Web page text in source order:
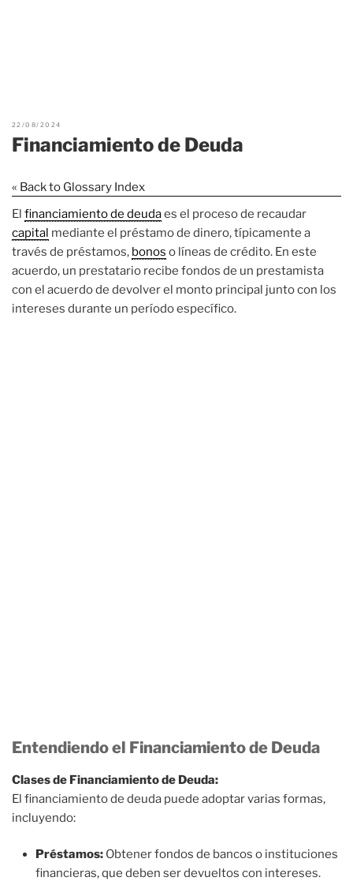
22/08/2024
Financiamiento de Deuda
« Back to Glossary Index
El financiamiento de deudaes el proceso de recaudar
capital mediante el préstamo de dinero, típicamente a
través de préstamos, bonos o líneas de crédito. En este
acuerdo, un prestatario recibe fondos de un prestamista
con el acuerdo de devolver el monto principal junto con los
intereses durante un período específico.
Entendiendo el Financiamiento de Deuda
Clases de Financiamiento de Deuda:
El financiamiento de deuda puede adoptar varias formas,
incluyendo:
Préstamos: Obtener fondos de bancos o instituciones
financieras, que deben ser devueltos con intereses.